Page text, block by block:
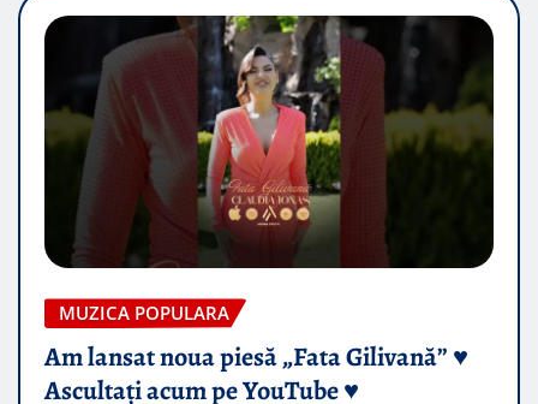
MUZICA POPULARA
Am lansat noua piesă „Fata Gilivană” ♥️
Ascultați acum pe YouTube ♥️